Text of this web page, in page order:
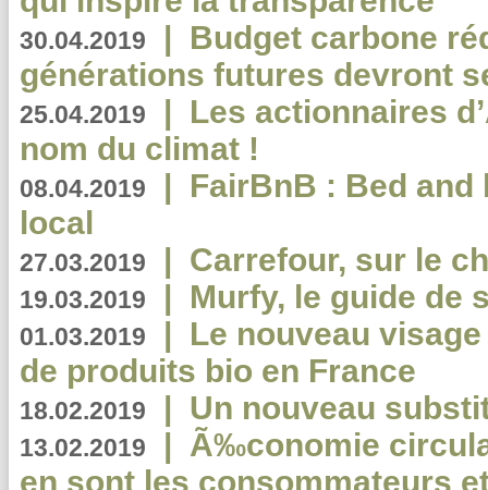
30.04.2019 | Budget carbone
générations futures devront
25.04.2019 | Les actionnaires
nom du climat !
08.04.2019 | FairBnB : Bed
local
27.03.2019 | Carrefour, sur le
19.03.2019 | Murfy, le guide de
01.03.2019 | Le nouveau
de produits bio en France
18.02.2019 | Un nouveau
13.02.2019 | Ã‰conomie
en sont les consommateurs